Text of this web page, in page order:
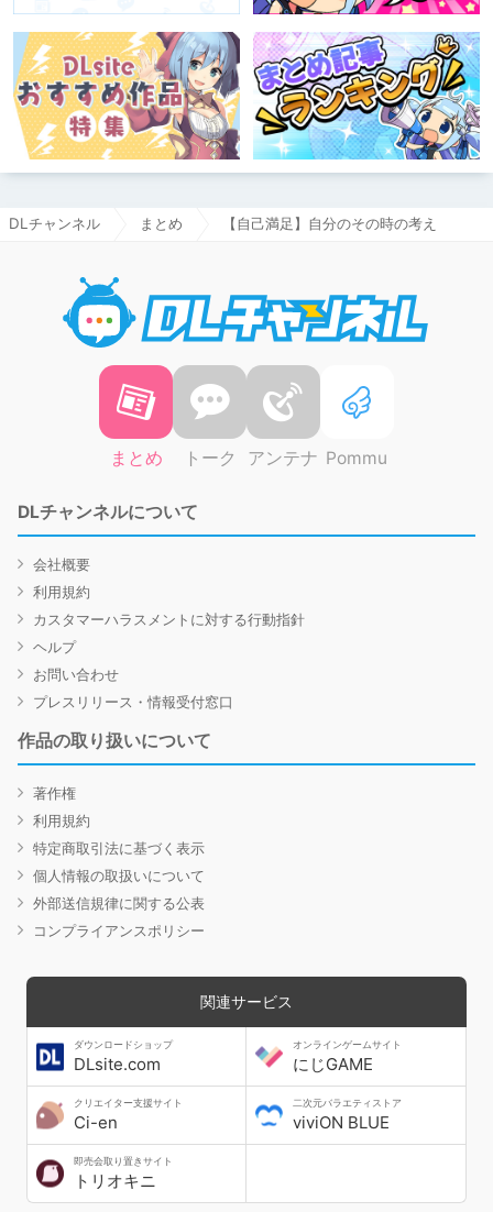
DLチャンネル まとめ 【自己満足】自分のその時の考え
まとめ トーク アンテナ Pommu
DLチャンネルについて
会社概要
利用規約
カスタマーハラスメントに対する行動指針
ヘルプ
お問い合わせ
プレスリリース・情報受付窓口
作品の取り扱いについて
著作権
利用規約
特定商取引法に基づく表示
個人情報の取扱いについて
外部送信規律に関する公表
コンプライアンスポリシー
関連サービス
ダウンロードショップ
DLsite.com
オンラインゲームサイト
にじGAME
クリエイター支援サイト
Ci-en
二次元バラエティストア
viviON BLUE
即売会取り置きサイト
トリオキニ